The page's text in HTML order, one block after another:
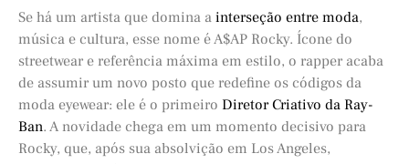
Se há um artista que domina a interseção entre moda,
música e cultura, esse nome é A$AP Rocky. Ícone do
streetwear e referência máxima em estilo, o rapper acaba
de assumir um novo posto que redefine os códigos da
moda eyewear: ele é o primeiro Diretor Criativo da Ray-
Ban. A novidade chega em um momento decisivo para
Rocky, que, após sua absolvição em Los Angeles,